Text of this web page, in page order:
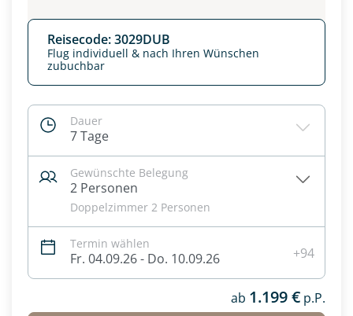
Reisecode: 3029DUB
Flug individuell & nach Ihren Wünschen
zubuchbar
Dauer
7 Tage
Gewünschte Belegung
2 Personen
Doppelzimmer 2 Personen
Termin wählen
Fr. 04.09.26 - Do. 10.09.26 +94
ab 1.199 € p.P.
Weitere Informationen
Datenschutz & Transparenz ist uns sehr wichtig!
Die Anfrage wird via SSL verschlüsselt an unseren Server
geschickt. Mit Absenden des Formulars, erklären Sie, dass